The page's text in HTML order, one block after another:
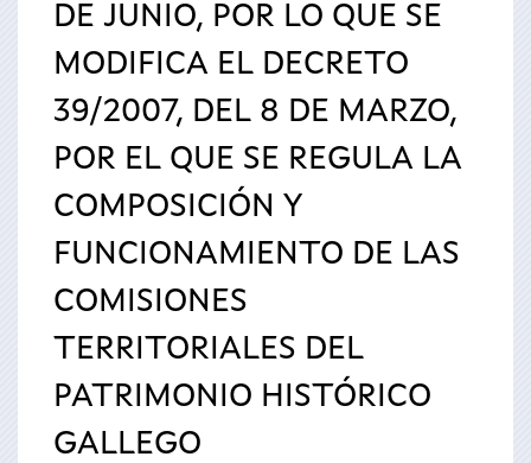
usted
aquí
DE JUNIO, POR LO QUE SE
MODIFICA EL DECRETO
39/2007, DEL 8 DE MARZO,
POR EL QUE SE REGULA LA
COMPOSICIÓN Y
FUNCIONAMIENTO DE LAS
COMISIONES
TERRITORIALES DEL
PATRIMONIO HISTÓRICO
GALLEGO